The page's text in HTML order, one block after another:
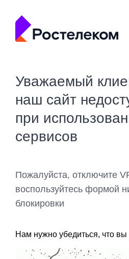
Уважаемый
наш сайт
при
сервисов
Пожалуйста, отключите
воспользуйтесь формой
блокировки
Нам нужно убедиться, что